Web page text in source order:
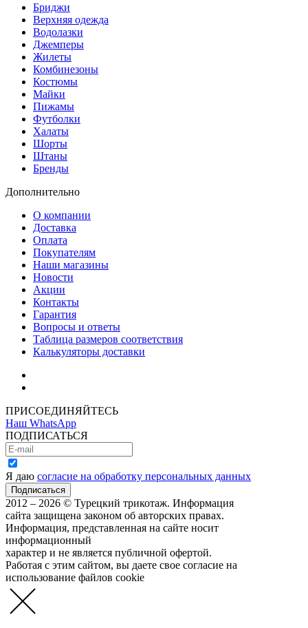
Бриджи
Верхняя одежда
Водолазки
Джемперы
Жилеты
Комбинезоны
Костюмы
Майки
Пижамы
Футболки
Халаты
Шорты
Штаны
Бренды
Дополнительно
О компании
Доставка
Оплата
Покупателям
Наши магазины
Новости
Акции
Контакты
Гарантия
Вопросы и ответы
Таблица размеров соответствия
Калькуляторы доставки
ПРИСОЕДИНЯЙТЕСЬ
Наш WhatsApp
ПОДПИСАТЬСЯ
Я даю согласие на обработку персональных данных
2012 – 2026 © Турецкий трикотаж. Информация
сайта защищена законом об авторских правах.
Информация, представленная на сайте носит
информационный
характер и не является публичной офертой.
Работая с этим сайтом, вы даете свое согласие на
использование файлов cookie